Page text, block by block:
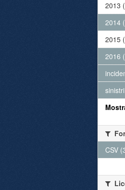
2013
2014
2015
2016
CSV